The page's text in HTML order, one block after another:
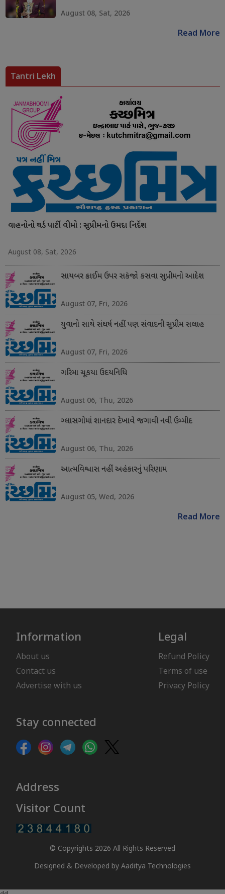
August 08, Sat, 2026
Read More
Tantri Lekh
વાહનોનો થર્ડ પાર્ટી વીમો : સુપ્રીમનો ઉમદા નિર્દેશ
August 08, Sat, 2026
સાયબર ક્રાઈમ ઉપર સકંજો કસવા સુપ્રીમનો આદેશ
August 07, Fri, 2026
યુવાનો સાથે સંઘર્ષ નહીં પણ સંવાદની સુપ્રીમ સલાહ
August 07, Fri, 2026
ગરિમા ચૂકયા ઉદયનિધિ
August 06, Thu, 2026
ગ્લાસગોમાં શાનદાર દેખાવે જગાવી નવી ઉમ્મીદ
August 06, Thu, 2026
આત્મવિશ્વાસ નહીં અહંકારનું પરિણામ
August 05, Wed, 2026
Read More
Information
About us
Contact us
Advertise with us
Legal
Refund Policy
Terms of use
Privacy Policy
Stay connected
Address
Visitor Count
© Copyrights 2026 All Rights Reserved
Designed & Developed by Aaditya Technologies